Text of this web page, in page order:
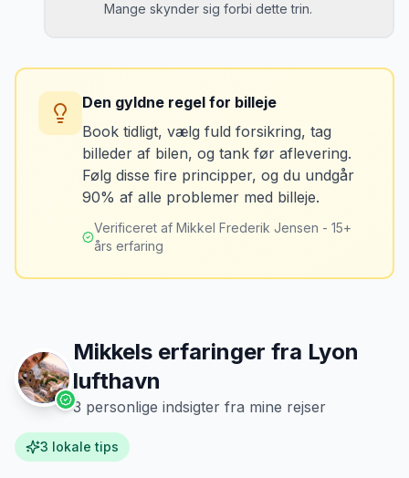
uge og sparer tid og besvær.
Mange skynder sig forbi dette trin.
var der før du fik bilen.
Tag billeder af ALLE ridser, buler og
skader - selv de mindste. Tag også
billeder af kilometerstanden og
brændstofmåleren.
vinkler ved afhentning. Det har reddet
mig fra falske skadeskrav to gange.”
Den gyldne regel for billeje
Book tidligt, vælg fuld forsikring, tag
billeder af bilen, og tank før aflevering.
Følg disse fire principper, og du undgår
90% af alle problemer med billeje.
Verificeret af Mikkel Frederik Jensen - 15+
års erfaring
Mikkels erfaringer fra Lyon
lufthavn
3 personlige indsigter fra mine rejser
3 lokale tips